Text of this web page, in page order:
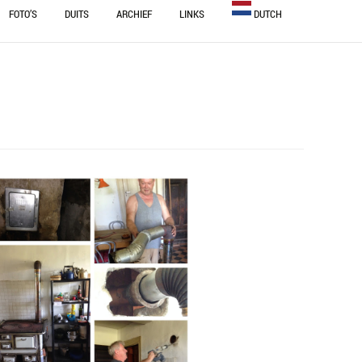
FOTO’S DUITS ARCHIEF LINKS DUTCH